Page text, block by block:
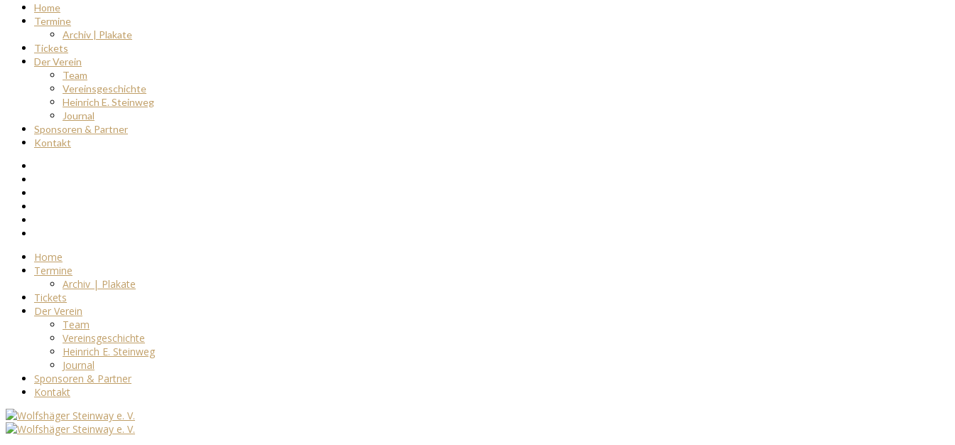
Home
Termine
Archiv | Plakate
Tickets
Der Verein
Team
Vereinsgeschichte
Heinrich E. Steinweg
Journal
Sponsoren & Partner
Kontakt
Home
Termine
Archiv | Plakate
Tickets
Der Verein
Team
Vereinsgeschichte
Heinrich E. Steinweg
Journal
Sponsoren & Partner
Kontakt